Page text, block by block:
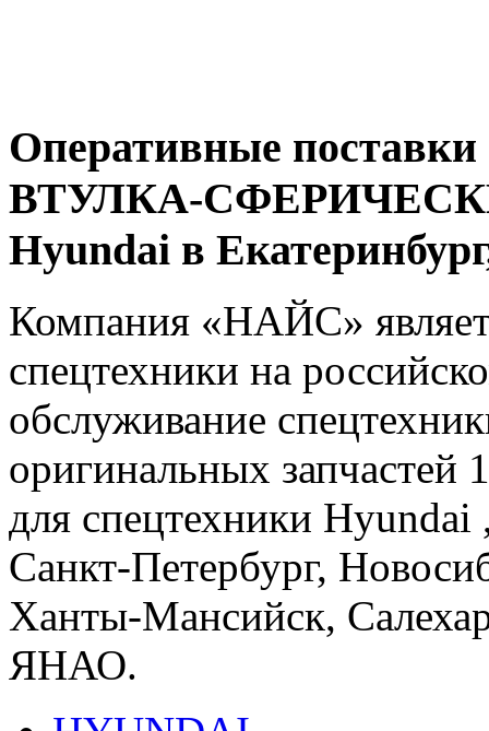
Оперативные
ВТУЛКА-
Hyundai в
Компания «НАЙС»
спецтехники на
обслуживание
оригинальных запчастей
для спецтехники Hyundai
Санкт-Петербург,
Ханты-Мансийск,
ЯНАО.